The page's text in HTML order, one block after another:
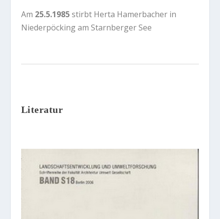
Am 25.5.1985stirbt Herta Hamerbacher in
Niederpöcking am Starnberger See
Literatur